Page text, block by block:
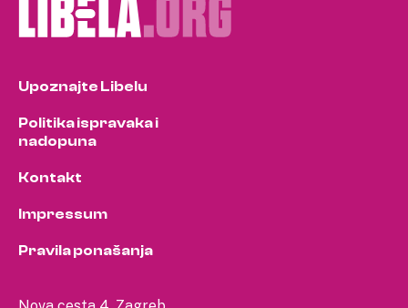
Upoznajte Libelu
Politika ispravaka i
nadopuna
Kontakt
Impressum
Pravila ponašanja